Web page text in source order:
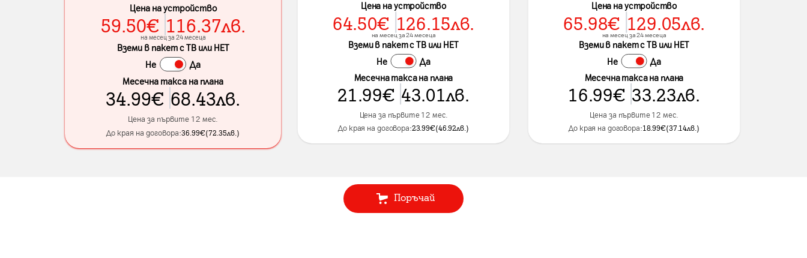
Цена на устройство
59.50€ 116.37лв.
на месец за 24 месеца
Вземи в пакет с ТВ или НЕТ
Не
Да
Месечна такса на плана
34.99€ 68.43лв.
Цена за първите 12 мес.
До края на договора:36.99€(72.35лв.)
Цена на устройство
64.50€ 126.15лв.
на месец за 24 месеца
Вземи в пакет с ТВ или НЕТ
Не Да
Месечна такса на плана
21.99€ 43.01лв.
Цена за първите 12 мес.
До края на договора:23.99€(46.92лв.)
Цена на устройство
65.98€ 129.05лв.
на месец за 24 месеца
Вземи в пакет с ТВ или НЕТ
Не Да
Месечна такса на плана
16.99€ 33.23лв.
Цена за първите 12 мес.
До края на договора:18.99€(37.14лв.)
Поръчай